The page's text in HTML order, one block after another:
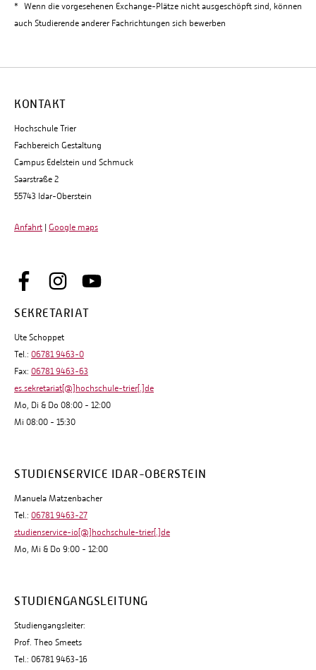
*
Wenn die vorgesehenen Exchange-Plätze nicht ausgeschöpft sind, können
auch Studierende anderer Fachrichtungen sich bewerben
KONTAKT
Hochschule Trier
Fachbereich Gestaltung
Campus Edelstein und Schmuck
Saarstraße 2
55743 Idar-Oberstein
Anfahrt | Google maps
SEKRETARIAT
Ute Schoppet
Tel.: 06781 9463-0
Fax: 06781 9463-63
es.sekretariat[@]hochschule-trier[.]de
Mo, Di & Do 08:00 - 12:00
Mi 08:00 - 15:30
STUDIENSERVICE IDAR-OBERSTEIN
Manuela Matzenbacher
Tel.: 06781 9463-27
studienservice-io[@]hochschule-trier[.]de
Mo, Mi & Do 9:00 - 12:00
STUDIENGANGSLEITUNG
Studiengangsleiter:
Prof. Theo Smeets
Tel.: 06781 9463-16